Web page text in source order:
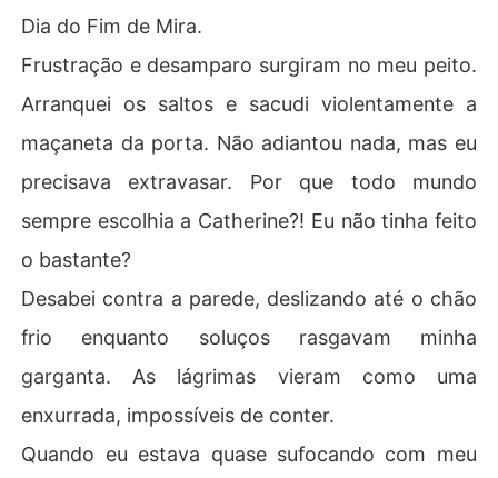
Dia do Fim de Mira.
Frustração e desamparo surgiram no meu peito.
Arranquei os saltos e sacudi violentamente a
maçaneta da porta. Não adiantou nada, mas eu
precisava extravasar. Por que todo mundo
sempre escolhia a Catherine?! Eu não tinha feito
o bastante?
Desabei contra a parede, deslizando até o chão
frio enquanto soluços rasgavam minha
garganta. As lágrimas vieram como uma
enxurrada, impossíveis de conter.
Quando eu estava quase sufocando com meu